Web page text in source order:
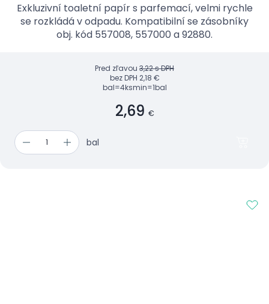
Exkluzivní toaletní papír s parfemací, velmi rychle
se rozkládá v odpadu. Kompatibilní se zásobníky
obj. kód 557008, 557000 a 92880.
Pred zľavou 3,22 s DPH
bez DPH 2,18 €
bal=4ksmin=1bal
2,69 €
bal